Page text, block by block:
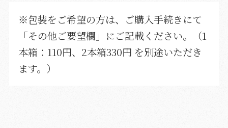
※包装をご希望の方は、ご購入手続きにて
「その他ご要望欄」にご記載ください。（1
本箱：110円、2本箱330円 を別途いただき
ます。）